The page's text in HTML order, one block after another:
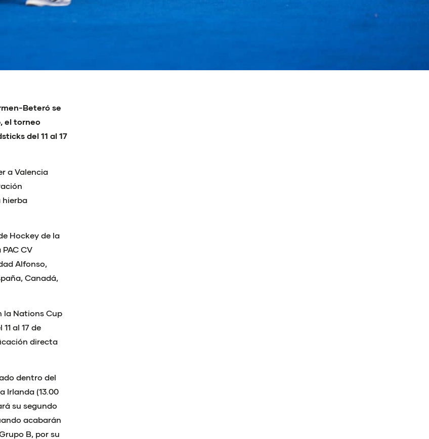
Beteró se
el torneo
del 11 al 17
a Valencia
hierba
Hockey de la
CV
Alfonso,
Canadá,
la Nations Cup
al 17 de
directa
dentro del
Irlanda (13.00
su segundo
acabarán
B, por su